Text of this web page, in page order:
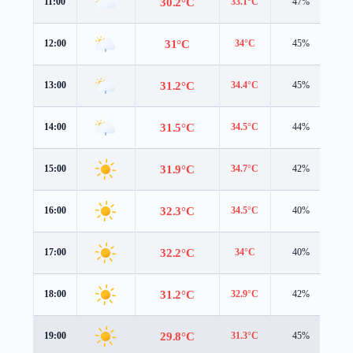
12:00 31°C 34°C 45%
13:00 31.2°C 34.4°C 45%
14:00 31.5°C 34.5°C 44%
15:00 31.9°C 34.7°C 42%
16:00 32.3°C 34.5°C 40%
17:00 32.2°C 34°C 40%
18:00 31.2°C 32.9°C 42%
19:00 29.8°C 31.3°C 45%